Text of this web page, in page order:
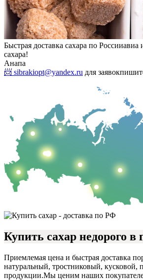
Быстрая доставка сахара по Россииавиа
сахара!
Анапа
📨 sibrakiopt@yandex.ru для заявок
Купить сахар недорого в
Приемлемая цена и быстрая доставка
натуральный, тростниковый, кусковой,
продукции.Мы ценим наших